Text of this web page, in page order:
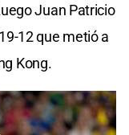
Juan Patricio
12 que metió a
Kong.